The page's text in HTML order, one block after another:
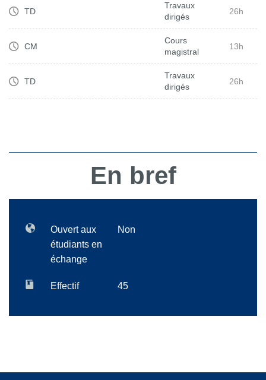
TD
Travaux
dirigés
26h
CM
Cours
magistral
13h
TD
Travaux
dirigés
26h
En bref
Ouvert aux
étudiants en
échange
Non
Effectif 45